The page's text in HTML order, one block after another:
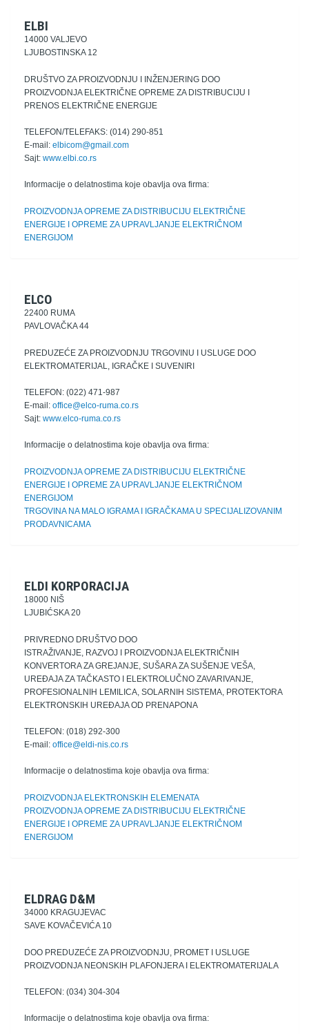
ELBI
14000 VALJEVO
LJUBOSTINSKA 12
DRUŠTVO ZA PROIZVODNJU I INŽENJERING DOO
PROIZVODNJA ELEKTRIČNE OPREME ZA DISTRIBUCIJU I
PRENOS ELEKTRIČNE ENERGIJE
TELEFON/TELEFAKS: (014) 290-851
E-mail: elbicom@gmail.com
Sajt: www.elbi.co.rs
Informacije o delatnostima koje obavlja ova firma:
PROIZVODNJA OPREME ZA DISTRIBUCIJU ELEKTRIČNE
ENERGIJE I OPREME ZA UPRAVLJANJE ELEKTRIČNOM
ENERGIJOM
ELCO
22400 RUMA
PAVLOVAČKA 44
PREDUZEĆE ZA PROIZVODNJU TRGOVINU I USLUGE DOO
ELEKTROMATERIJAL, IGRAČKE I SUVENIRI
TELEFON: (022) 471-987
E-mail: office@elco-ruma.co.rs
Sajt: www.elco-ruma.co.rs
Informacije o delatnostima koje obavlja ova firma:
PROIZVODNJA OPREME ZA DISTRIBUCIJU ELEKTRIČNE
ENERGIJE I OPREME ZA UPRAVLJANJE ELEKTRIČNOM
ENERGIJOM
TRGOVINA NA MALO IGRAMA I IGRAČKAMA U SPECIJALIZOVANIM
PRODAVNICAMA
ELDI KORPORACIJA
18000 NIŠ
LJUBIĆSKA 20
PRIVREDNO DRUŠTVO DOO
ISTRAŽIVANJE, RAZVOJ I PROIZVODNJA ELEKTRIČNIH
KONVERTORA ZA GREJANJE, SUŠARA ZA SUŠENJE VEŠA,
UREĐAJA ZA TAČKASTO I ELEKTROLUČNO ZAVARIVANJE,
PROFESIONALNIH LEMILICA, SOLARNIH SISTEMA, PROTEKTORA
ELEKTRONSKIH UREĐAJA OD PRENAPONA
TELEFON: (018) 292-300
E-mail: office@eldi-nis.co.rs
Informacije o delatnostima koje obavlja ova firma:
PROIZVODNJA ELEKTRONSKIH ELEMENATA
PROIZVODNJA OPREME ZA DISTRIBUCIJU ELEKTRIČNE
ENERGIJE I OPREME ZA UPRAVLJANJE ELEKTRIČNOM
ENERGIJOM
ELDRAG D&M
34000 KRAGUJEVAC
SAVE KOVAČEVIĆA 10
DOO PREDUZEĆE ZA PROIZVODNJU, PROMET I USLUGE
PROIZVODNJA NEONSKIH PLAFONJERA I ELEKTROMATERIJALA
TELEFON: (034) 304-304
Informacije o delatnostima koje obavlja ova firma: